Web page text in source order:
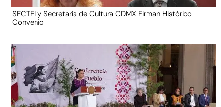
SECTEI y Secretaría de Cultura CDMX Firman Histórico
Convenio